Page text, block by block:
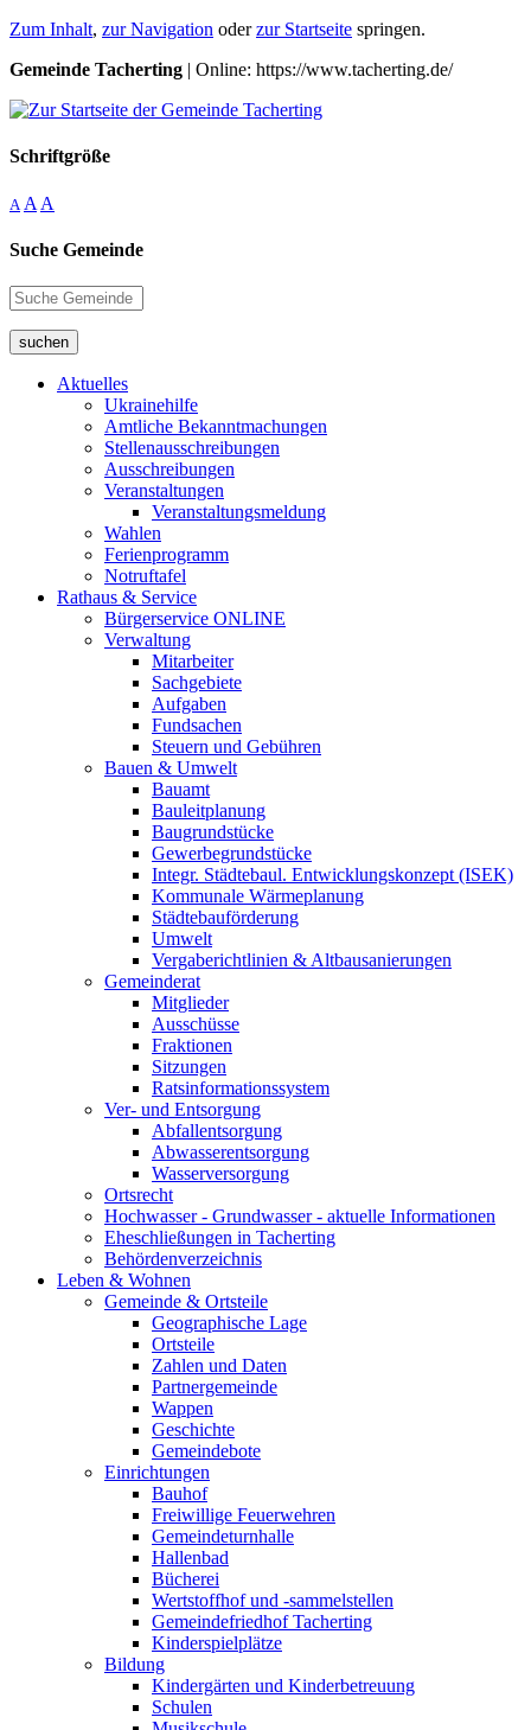
Zum Inhalt, zur Navigation oderzur Startseite springen.
Gemeinde Tacherting | Online: https://www.tacherting.de/
Schriftgröße
A A A
Suche Gemeinde
suchen
Aktuelles
Ukrainehilfe
Amtliche Bekanntmachungen
Stellenausschreibungen
Ausschreibungen
Veranstaltungen
Veranstaltungsmeldung
Wahlen
Ferienprogramm
Notruftafel
Rathaus & Service
Bürgerservice ONLINE
Verwaltung
Mitarbeiter
Sachgebiete
Aufgaben
Fundsachen
Steuern und Gebühren
Bauen & Umwelt
Bauamt
Bauleitplanung
Baugrundstücke
Gewerbegrundstücke
Integr. Städtebaul. Entwicklungskonzept (ISEK)
Kommunale Wärmeplanung
Städtebauförderung
Umwelt
Vergaberichtlinien & Altbausanierungen
Gemeinderat
Mitglieder
Ausschüsse
Fraktionen
Sitzungen
Ratsinformationssystem
Ver- und Entsorgung
Abfallentsorgung
Abwasserentsorgung
Wasserversorgung
Ortsrecht
Hochwasser - Grundwasser - aktuelle Informationen
Eheschließungen in Tacherting
Behördenverzeichnis
Leben & Wohnen
Gemeinde & Ortsteile
Geographische Lage
Ortsteile
Zahlen und Daten
Partnergemeinde
Wappen
Geschichte
Gemeindebote
Einrichtungen
Bauhof
Freiwillige Feuerwehren
Gemeindeturnhalle
Hallenbad
Bücherei
Wertstoffhof und -sammelstellen
Gemeindefriedhof Tacherting
Kinderspielplätze
Bildung
Kindergärten und Kinderbetreuung
Schulen